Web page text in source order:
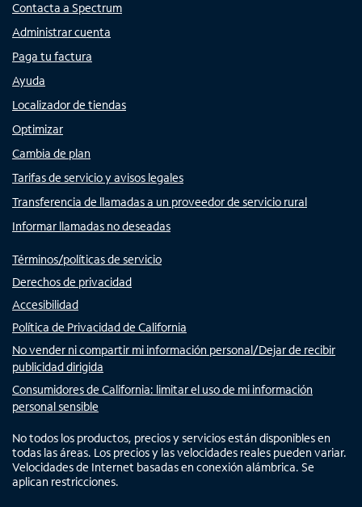
Contacta a Spectrum
Administrar cuenta
Paga tu factura
Ayuda
Localizador de tiendas
Optimizar
Cambia de plan
Tarifas de servicio y avisos legales
Transferencia de llamadas a un proveedor de servicio rural
Informar llamadas no deseadas
Términos/políticas de servicio
Derechos de privacidad
Accesibilidad
Política de Privacidad de California
No vender ni compartir mi información personal/Dejar de recibir
publicidad dirigida
Consumidores de California: limitar el uso de mi información
personal sensible
No todos los productos, precios y servicios están disponibles en
todas las áreas. Los precios y las velocidades reales pueden variar.
Velocidades de Internet basadas en conexión alámbrica. Se
aplican restricciones.